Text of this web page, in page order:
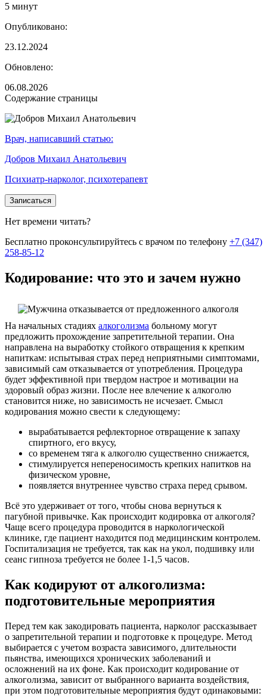
5 минут
Опубликовано:
23.12.2024
Обновлено:
06.08.2026
Содержание страницы
Врач, написавший статью:
Добров Михаил Анатольевич
Психиатр-нарколог, психотерапевт
Записаться
Нет времени читать?
Бесплатно проконсультируйтесь с врачом по телефону +7 (347)
258-85-12
Кодирование: что это и зачем нужно
На начальных стадиях алкоголизма больному могут
предложить прохождение запретительной терапии. Она
направлена на выработку стойкого отвращения к крепким
напиткам: испытывая страх перед неприятными симптомами,
зависимый сам отказывается от употребления. Процедура
будет эффективной при твердом настрое и мотивации на
здоровый образ жизни. После нее влечение к алкоголю
становится ниже, но зависимость не исчезает. Смысл
кодирования можно свести к следующему:
вырабатывается рефлекторное отвращение к запаху
спиртного, его вкусу,
со временем тяга к алкоголю существенно снижается,
стимулируется непереносимость крепких напитков на
физическом уровне,
появляется внутреннее чувство страха перед срывом.
Всё это удерживает от того, чтобы снова вернуться к
пагубной привычке. Как происходит кодировка от алкоголя?
Чаще всего процедура проводится в наркологической
клинике, где пациент находится под медицинским контролем.
Госпитализация не требуется, так как на укол, подшивку или
сеанс гипноза требуется не более 1-1,5 часов.
Как кодируют от алкоголизма:
подготовительные мероприятия
Перед тем как закодировать пациента, нарколог рассказывает
о запретительной терапии и подготовке к процедуре. Метод
выбирается с учетом возраста зависимого, длительности
пьянства, имеющихся хронических заболеваний и
осложнений на их фоне. Как происходит кодирование от
алкоголизма, зависит от выбранного варианта воздействия,
при этом подготовительные мероприятия будут одинаковыми: